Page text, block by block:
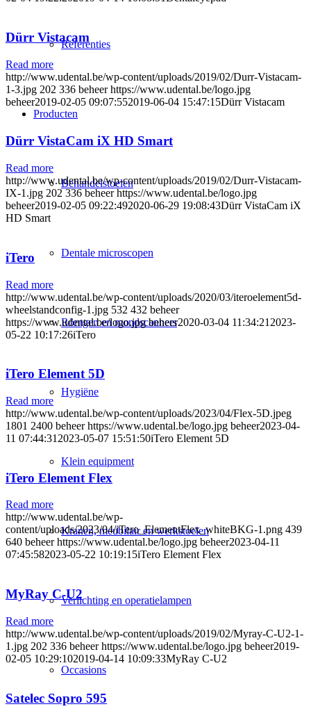
Referenties
Producten
Behandelstoelen
Dentale microscopen
Röntgen en mondscanners
Hygiëne
Klein equipment
Kranen, meubilair en werkstoelen
Verlichting en operatielampen
Occasions
Dürr Vistacam
Read more
http://www.udental.be/wp-content/uploads/2019/02/Durr-Vistacam-
1-3.jpg 202 336 beheer https://www.udental.be/logo.jpg
beheer2019-02-05 09:07:552019-06-04 15:47:15Dürr Vistacam
Dürr VistaCam iX HD Smart
Read more
http://www.udental.be/wp-content/uploads/2019/02/Durr-Vistacam-
IX-1.jpg 202 336 beheer https://www.udental.be/logo.jpg
beheer2019-02-05 09:22:492020-06-29 19:08:43Dürr VistaCam iX
HD Smart
iTero
Read more
http://www.udental.be/wp-content/uploads/2020/03/iteroelement5d-
wheelstandconfig-1.jpg 532 432 beheer
https://www.udental.be/logo.jpg beheer2020-03-04 11:34:21 2023-
05-22 10:17:26iTero
iTero Element 5D
Read more
http://www.udental.be/wp-content/uploads/2023/04/Flex-5D.jpeg
1801 2400 beheer https://www.udental.be/logo.jpg beheer2023-04-
11 07:44:31 2023-05-07 15:51:50iTero Element 5D
iTero Element Flex
Read more
http://www.udental.be/wp-
content/uploads/2023/04/iTero_ElementFlex_whiteBKG-1.png 439
640 beheer https://www.udental.be/logo.jpg beheer2023-04-11
07:45:582023-05-22 10:19:15iTero Element Flex
MyRay C-U2
Read more
http://www.udental.be/wp-content/uploads/2019/02/Myray-C-U2-1-
1.jpg 202 336 beheer https://www.udental.be/logo.jpg beheer2019-
02-05 10:29:102019-04-14 10:09:33MyRay C-U2
Satelec Sopro 595